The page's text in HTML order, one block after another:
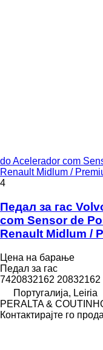
do Acelerador com
Renault Midlum /
4
Педал за гас
com Sensor de
Renault Midlum /
Цена на барање
Педал за гас
7420832162 20832162
Португалија, Leiria
PERALTA &
Контактирајте го